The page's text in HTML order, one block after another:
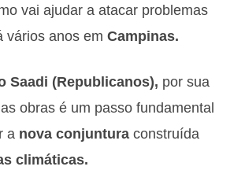
vai ajudar a atacar problemas
vários anos em Campinas.
Saadi (Republicanos), por sua
obras é um passo fundamental
a nova conjuntura construída
climáticas.